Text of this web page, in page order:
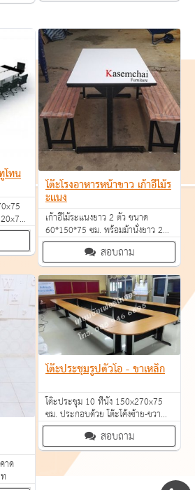
โทน
โต๊ะโรงอาหารหน้าขาว เก้าอี้ไม้ร
ะแนง
เก้าอี้ไม้ระแนงยาว 2 ตัว ขนาด
60*150*75 ซม. พร้อมม้านั่งยาว 2
ตัว ขนาด 30*150*45 ซม. ราคา
3,090 บาท สอบถาม
าด
โต๊ะประชุมรูปตัวโอ - ขาเหล็ก
โต๊ะประชุม 10 ที่นั่ง 150x270x75
ซม. ประกอบด้วย โต๊ะโค้งซ้าย-ขวา
60x150x75 cm. จำนวน 2 ตัว โต๊ะ
60x150x75 cm. จำนวน 2 ตัว
13,400
สอบถาม